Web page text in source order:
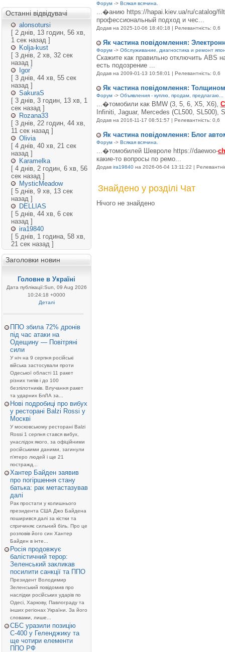
Останні відвідувачі
alonsotursi
[ 2 днів, 13 годин, 56 хв,
1 сек назад ]
Kolja-kust
[ 3 днів, 2 хв, 32 сек
назад ]
Igor`
[ 3 днів, 44 хв, 55 сек
назад ]
SakuraS
[ 3 днів, 3 годин, 13 хв, 1
сек назад ]
Rozana33
[ 3 днів, 22 годин, 44 хв,
11 сек назад ]
Olivia
[ 4 днів, 40 хв, 21 сек
назад ]
Karamelka
[ 4 днів, 2 годин, 6 хв, 56
сек назад ]
MysticMeadow
[ 5 днів, 9 хв, 13 сек
назад ]
DELLIAS
[ 5 днів, 44 хв, 6 сек
назад ]
ira19840
[ 5 днів, 1 година, 58 хв,
21 сек назад ]
Заголовки новин
Головне в Україні
Дата публікації:Sun, 09 Aug 2026
10:24:18 +0000
Деталі
ППО збила 72% дронів
під час атаки на
Одещину — Повітряні
сили
У ніч на 9 серпня російські
війська застосували проти
Одеської області 11 ракет
різних типів і до 100
безпілотників. Влучання ракет
та ударних БпЛА за...
Нові подробиці про вибух
у ресторані Balzi Rossi у
Москві
У московському ресторані Balzi
Rossi 1 серпня стався вибух,
унаслідок якого, за офіційними
російськими даними, загинули
п’ятеро людей і ще 21
постражд...
Хантер Байден заявив
про погіршення стану
батька: рак метастазував
далі
Рак простати у колишнього
президента США Джо Байдена
поширився далі за кістки та
спричиняє сильний біль. Про це
розповів його син Хантер
Байден в інте...
Росія продовжує
балістичний терор:
Зеленський закликав
посилити санкції та ППО
Президент Володимир
Зеленський повідомив про
наслідки російських ударів по
Одесі, Харкову, Павлограду та
інших регіонах України. За його
словами, лише...
СБС уразили позицію
С-400 у Геленджику та
ще чотири елементи
ППО РФ
Форум -> Всякая всячина.
...�анию https://hapai.kiev.ua/ru/catalog/
профессиональный подход и чес...
Додав на 2025-10-06 18:40:18 | Релевантність: 0,6
Як частина повідомлення:
Форум -> Обслуживание, диагностика и ремонт
Скажите как правильно отключить ABS
есть подозрение ...
Додав на 2009-01-13 10:58:01 | Релевантність: 0,6
Як частина повідомлення:
Форум -> Объявления - куплю, продам, предлагаю...
...�томобили как BMW (3, 5, 6, Х5, Х6),
Infiniti, Jaguar, Mercedes (CL500, SL500),
Додав на 2016-11-17 08:51:57 | Релевантність: 0,6
Як частина повідомлення: Блог
Форум -> Всякая всячина.
...�томобилей Шевроле https://daewoo-
какие-то вопросы по ремо...
Додав ira19840 на 2026-06-04 13:11:22 |
Знайдено у розділі Чат
Нічого не знайдено